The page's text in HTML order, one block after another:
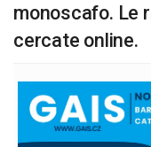
monoscafo. Le
cercate online.